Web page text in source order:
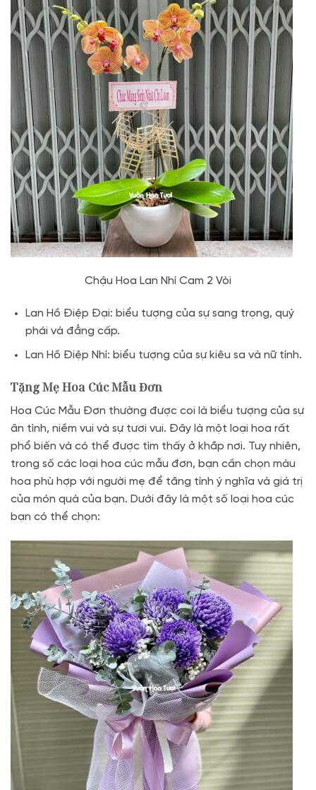
Chậu Hoa Lan Nhí Cam 2 Vòi
Lan Hồ Điệp Đại: biểu tượng của sự sang trọng, quý
phái và đẳng cấp.
Lan Hồ Điệp Nhí: biểu tượng của sự kiêu sa và nữ tính.
Tặng Mẹ Hoa Cúc Mẫu Đơn
Hoa Cúc Mẫu Đơn thường được coi là biểu tượng của sự
ân tình, niềm vui và sự tươi vui. Đây là một loại hoa rất
phổ biến và có thể được tìm thấy ở khắp nơi. Tuy nhiên,
trong số các loại hoa cúc mẫu đơn, bạn cần chọn màu
hoa phù hợp với người mẹ để tăng tính ý nghĩa và giá trị
của món quà của bạn. Dưới đây là một số loại hoa cúc
bạn có thể chọn: